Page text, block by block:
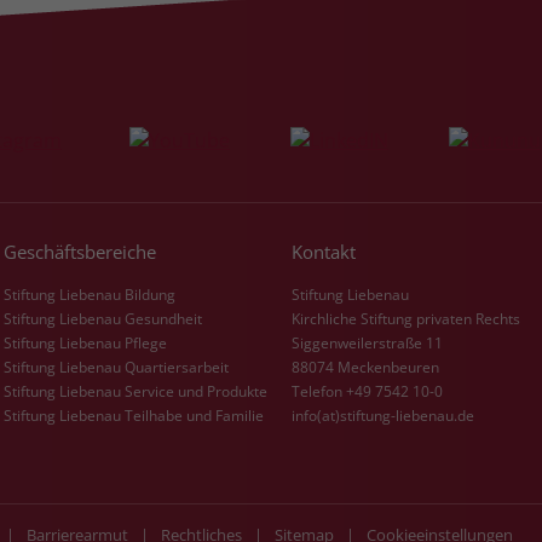
Geschäftsbereiche
Stiftung Liebenau Bildung
Stiftung Liebenau Gesundheit
Stiftung Liebenau Pflege
Stiftung Liebenau Quartiersarbeit
Stiftung Liebenau Service und Produkte
Stiftung Liebenau Teilhabe und Familie
Kontakt
Stiftung Liebenau
Kirchliche Stiftung privaten Rechts
Siggenweilerstraße 11
88074 Meckenbeuren
Telefon +49 7542 10-0
info(at)stiftung-liebenau.de
| Barrierearmut | Rechtliches | Sitemap | Cookieeinstellungen
Zweck
Werbe- und Analysebemühungen von
Facebook zurückzuführen. Dieses Cookie ist
platziert es, während ein Verbraucher auf
Besuche eines Nutzers auf verschiedenen
Websites und meldet dieses Verhalten an
Facebook. Facebook kann dann die
gesammelten Daten nutzen, um den Nutzer
besser zu verstehen und bessere, relevantere
Werbung zu zeigen. Das _fbp-Cookie sammelt
keine persönlich identifizierbaren